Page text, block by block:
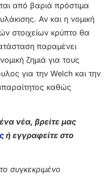
από βαριά πρόστιμα
Αν και η νομική
στοιχείων κρύπτο θα
παραμένει
ζημιά για τους
για την Welch και την
καθώς
νέα, βρείτε μας
ή εγγραφείτε στο
συγκεκριμένο